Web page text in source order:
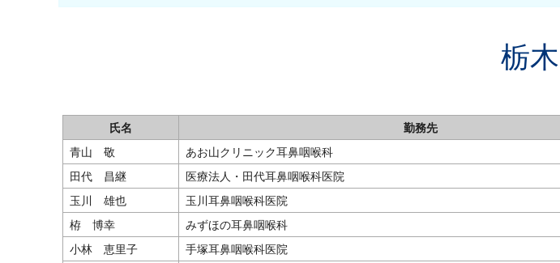
栃
氏名 勤務先
青山 敬
あお山クリニック耳鼻咽喉科
田代 昌継
医療法人・田代耳鼻咽喉科医院
玉川 雄也
玉川耳鼻咽喉科医院
栫 博幸
みずほの耳鼻咽喉科
小林 恵里子
手塚耳鼻咽喉科医院